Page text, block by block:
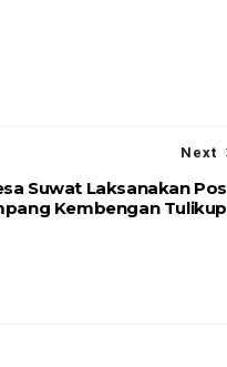
Next
Suwat Laksanakan Pos
Kembengan Tulikup